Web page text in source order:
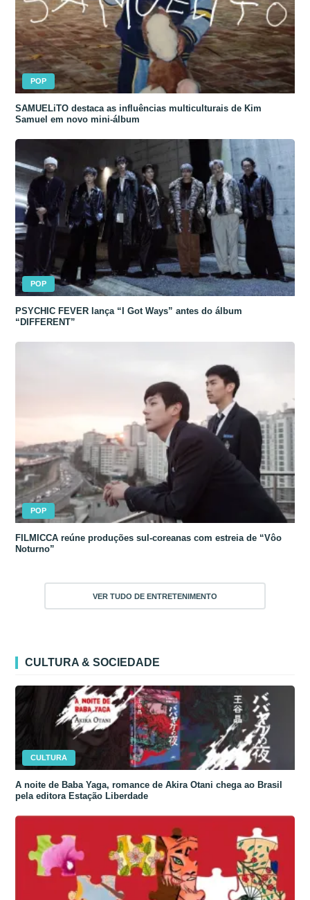
POP
SAMUELiTO destaca as influências multiculturais de Kim
Samuel em novo mini-álbum
POP
PSYCHIC FEVER lança “I Got Ways” antes do álbum
“DIFFERENT”
POP
FILMICCA reúne produções sul-coreanas com estreia de “Vôo
Noturno”
VER TUDO DE ENTRETENIMENTO
CULTURA & SOCIEDADE
CULTURA
A noite de Baba Yaga, romance de Akira Otani chega ao Brasil
pela editora Estação Liberdade